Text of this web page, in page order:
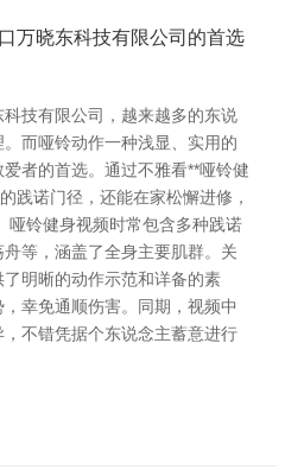
万晓东科技有限公司的首选
技有限公司，越来越多的东说
而哑铃动作一种浅显、实用的
者的首选。通过不雅看**哑铃健
践诺门径，还能在家松懈进修，
哑铃健身视频时常包含多种践诺
等，涵盖了全身主要肌群。关
明晰的动作示范和详备的素
幸免通顺伤害。同期，视频中
不错凭据个东说念主蓄意进行